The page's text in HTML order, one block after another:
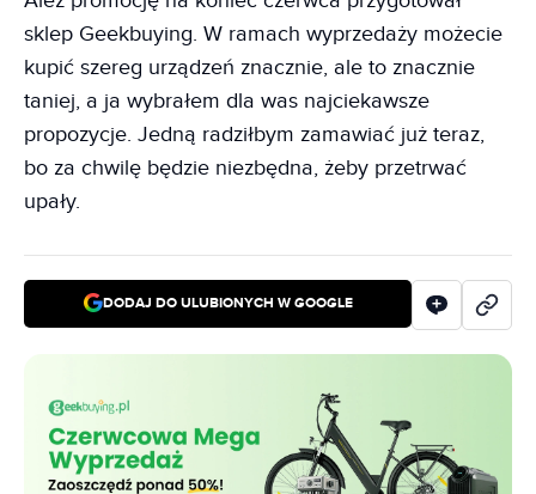
sklep Geekbuying. W ramach wyprzedaży możecie
kupić szereg urządzeń znacznie, ale to znacznie
taniej, a ja wybrałem dla was najciekawsze
propozycje. Jedną radziłbym zamawiać już teraz,
bo za chwilę będzie niezbędna, żeby przetrwać
upały.
DODAJ DO ULUBIONYCH W GOOGLE